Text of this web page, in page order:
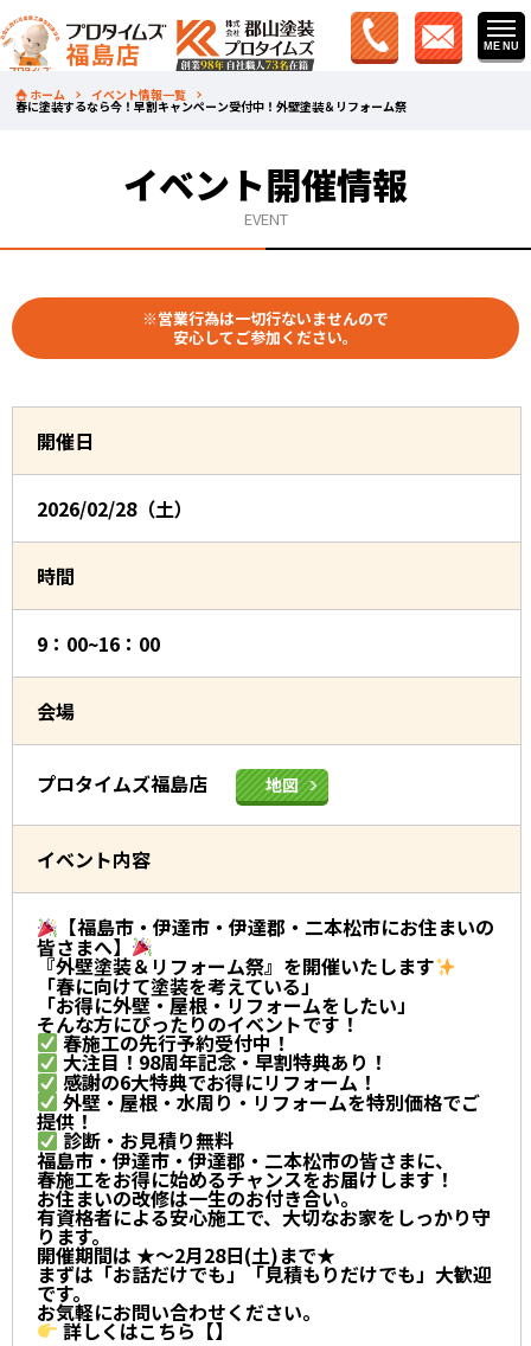
ホーム イベント情報一覧
春に塗装するなら今！早割キャンペーン受付中！外壁塗装＆リフォーム祭
イベント開催情報
EVENT
※営業行為は一切行ないませんので
安心してご参加ください。
開催日
2026/02/28（土）
時間
9：00~16：00
会場
プロタイムズ福島店 地図
イベント内容
【福島市・伊達市・伊達郡・二本松市にお住まいの
皆さまへ】
『外壁塗装＆リフォーム祭』を開催いたします
「春に向けて塗装を考えている」
「お得に外壁・屋根・リフォームをしたい」
そんな方にぴったりのイベントです！
春施工の先行予約受付中！
大注目！98周年記念・早割特典あり！
感謝の6大特典でお得にリフォーム！
外壁・屋根・水周り・リフォームを特別価格でご
提供！
診断・お見積り無料
福島市・伊達市・伊達郡・二本松市の皆さまに、
春施工をお得に始めるチャンスをお届けします！
お住まいの改修は一生のお付き合い。
有資格者による安心施工で、大切なお家をしっかり守
ります。
開催期間は ★～2月28日(土)まで★
まずは「お話だけでも」「見積もりだけでも」大歓迎
です。
お気軽にお問い合わせください。
詳しくはこちら【】